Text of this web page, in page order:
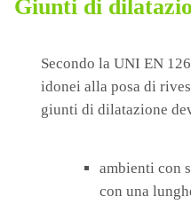
Giunti di
Secondo la UNI EN
idonei alla posa di
giunti di dilatazione
ambienti con
con una